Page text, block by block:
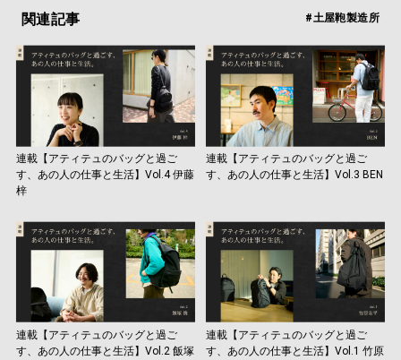
関連記事 #土屋鞄製造所
連載【アティテュのバッグと過ご
す、あの人の仕事と生活】Vol.4 伊藤
梓
連載【アティテュのバッグと過ご
す、あの人の仕事と生活】Vol.3 BEN
連載【アティテュのバッグと過ご
す、あの人の仕事と生活】Vol.2 飯塚
連載【アティテュのバッグと過ご
す、あの人の仕事と生活】Vol.1 竹原